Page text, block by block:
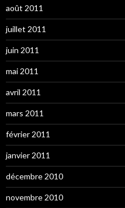
août 2011
juillet 2011
juin 2011
mai 2011
avril 2011
mars 2011
février 2011
janvier 2011
décembre 2010
novembre 2010